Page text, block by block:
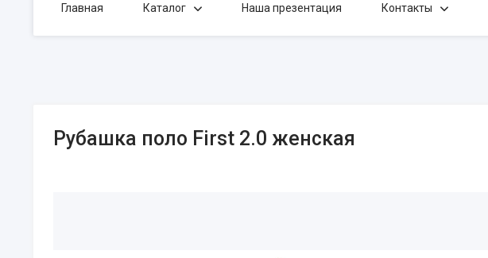
Главная Каталог Наша презентация Контакты
Рубашка поло First 2.0 женская